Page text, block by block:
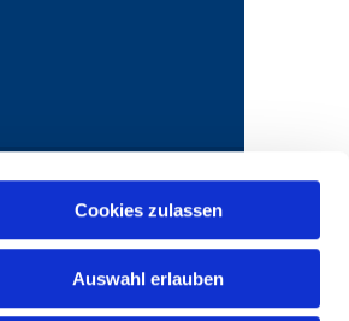
Cookies zulassen
Auswahl erlauben